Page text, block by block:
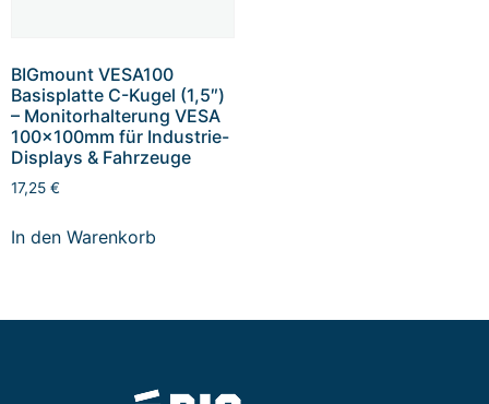
BIGmount VESA100
Basisplatte C-Kugel (1,5″)
– Monitorhalterung VESA
100x100mm für Industrie-
Displays & Fahrzeuge
17,25 €
In den Warenkorb